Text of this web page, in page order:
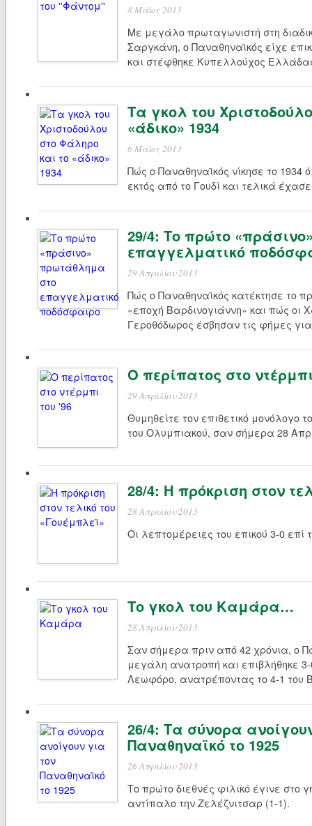
8 Μάϊος 2013
Με μεγάλο πρωταγωνιστή στη
Σαργκάνη, ο Παναθηναϊκός είχε
και στέφθηκε Κυπελλούχος
Τα γκολ του
«άδικο» 1934
6 Μάϊος 2013
Πώς ο Παναθηναϊκός νίκησε το 1934
εκτός από το Γουδί και τελικά
29/4: Το πρώτο
επαγγελματικό
29 Απριλίου 2013
Πώς ο Παναθηναϊκός κατέκτησε το
«εποχή Βαρδινογιάννη» και πώς οι
Γεροθόδωρος έσβησαν τις φήμες
O περίπατος στο
29 Απριλίου 2013
Θυμηθείτε τον επιθετικό μονόλογο
του Ολυμπιακού, σαν σήμερα 28
28/4: Η πρόκριση στον
28 Απριλίου 2013
Οι λεπτομέρειες του επικού 3-0
Το γκολ του Καμάρα…
28 Απριλίου 2013
Σαν σήμερα πριν από 42 χρόνια, ο
μεγάλη ανατροπή και επιβλήθηκε
Λεωφόρο, ανατρέποντας το 4-1 του
26/4: Τα σύνορα
Παναθηναϊκό το 1925
26 Απριλίου 2013
Το πρώτο διεθνές φιλικό έγινε στο
αντίπαλο την Ζελέζνιτσαρ (1-1).